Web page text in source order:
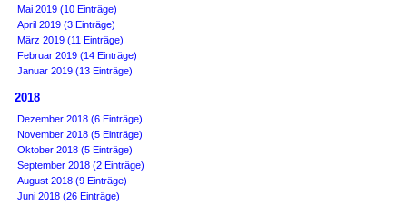
Mai 2019 (10 Einträge)
April 2019 (3 Einträge)
März 2019 (11 Einträge)
Februar 2019 (14 Einträge)
Januar 2019 (13 Einträge)
2018
Dezember 2018 (6 Einträge)
November 2018 (5 Einträge)
Oktober 2018 (5 Einträge)
September 2018 (2 Einträge)
August 2018 (9 Einträge)
Juni 2018 (26 Einträge)